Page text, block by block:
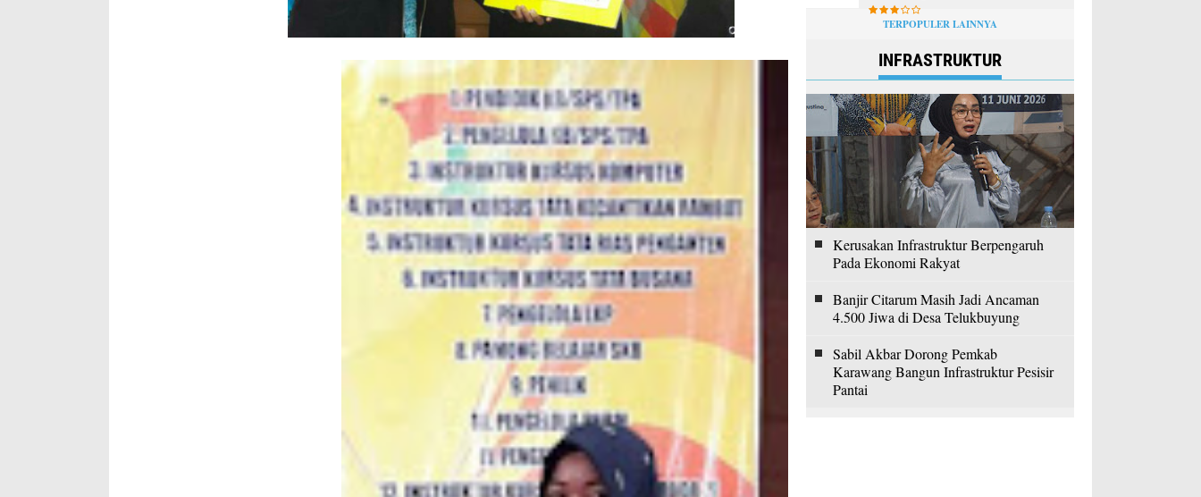
TERPOPULER LAINNYA
INFRASTRUKTUR
Kerusakan Infrastruktur Berpengaruh
Pada Ekonomi Rakyat
Banjir Citarum Masih Jadi Ancaman
4.500 Jiwa di Desa Telukbuyung
Sabil Akbar Dorong Pemkab
Karawang Bangun Infrastruktur Pesisir
Pantai